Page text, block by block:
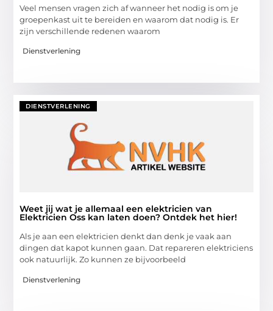
Veel mensen vragen zich af wanneer het nodig is om je
groepenkast uit te bereiden en waarom dat nodig is. Er
zijn verschillende redenen waarom
Dienstverlening
DIENSTVERLENING
Weet jij wat je allemaal een elektricien van
Elektricien Oss kan laten doen? Ontdek het hier!
Als je aan een elektricien denkt dan denk je vaak aan
dingen dat kapot kunnen gaan. Dat repareren elektriciens
ook natuurlijk. Zo kunnen ze bijvoorbeeld
Dienstverlening